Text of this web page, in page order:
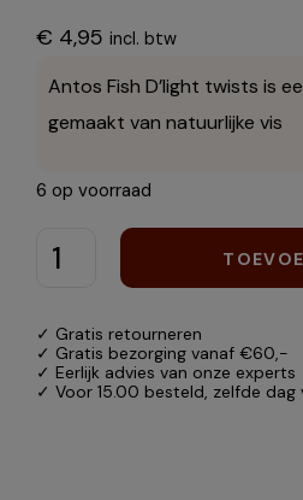
€ 4,95 incl. btw
Antos Fish D’light twists is
gemaakt van natuurlijke vis
6 op voorraad
✓ Gratis retourneren
✓ Gratis bezorging vanaf €60,-
✓ Eerlijk advies van onze experts
✓ Voor 15.00 besteld, zelfde dag